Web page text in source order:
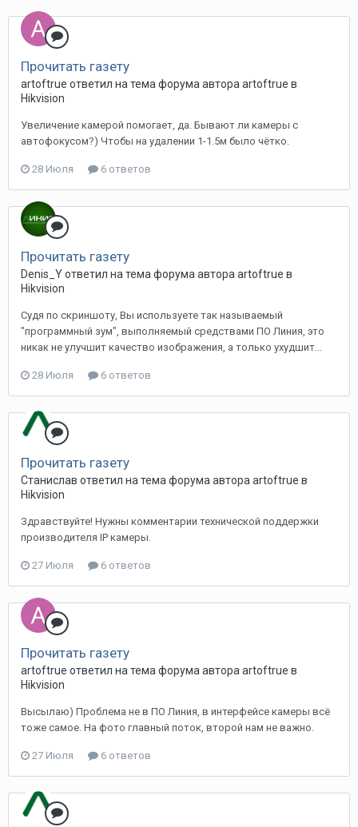
Прочитать газету
artoftrue ответил на тема форума автора artoftrue в
Hikvision
Увеличение камерой помогает, да. Бывают ли камеры с
автофокусом?) Чтобы на удалении 1-1.5м было чётко.
28 Июля 6 ответов
Прочитать газету
Denis_Y ответил на тема форума автора artoftrue в
Hikvision
Судя по скриншоту, Вы используете так называемый
"программный зум", выполняемый средствами ПО Линия, это
никак не улучшит качество изображения, а только ухудшит...
28 Июля 6 ответов
Прочитать газету
Станислав ответил на тема форума автора artoftrue в
Hikvision
Здравствуйте! Нужны комментарии технической поддержки
производителя IP камеры.
27 Июля 6 ответов
Прочитать газету
artoftrue ответил на тема форума автора artoftrue в
Hikvision
Высылаю) Проблема не в ПО Линия, в интерфейсе камеры всё
тоже самое. На фото главный поток, второй нам не важно.
27 Июля 6 ответов